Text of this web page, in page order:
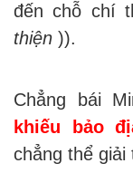
đến chỗ chí
thiện )).
Chẳng bái
khiếu bảo
chẳng thể giải